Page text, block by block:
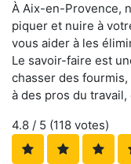
À Aix-en-Provence,
piquer et nuire à
vous aider à les
Le savoir-faire est
chasser des
à des pros du
4.8 / 5 (118 votes)